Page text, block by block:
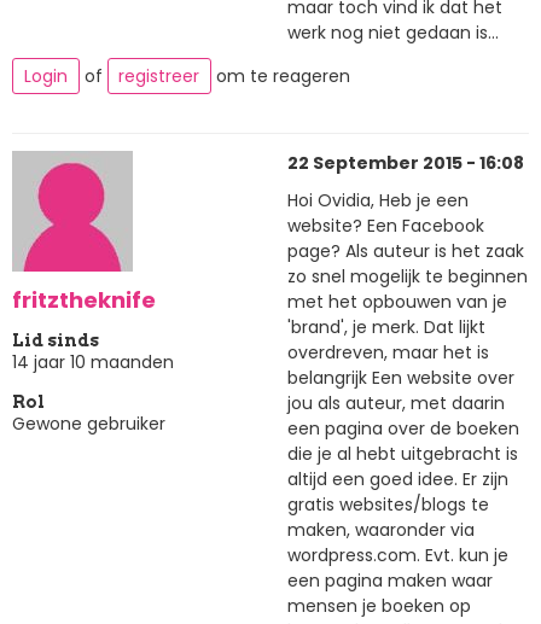
maar toch vind ik dat het
werk nog niet gedaan is...
Login
of registreer om te reageren
fritztheknife
Lid sinds
14 jaar 10 maanden
Rol
Gewone gebruiker
22 September 2015 - 16:08
Hoi Ovidia, Heb je een
website? Een Facebook
page? Als auteur is het zaak
zo snel mogelijk te beginnen
met het opbouwen van je
'brand', je merk. Dat lijkt
overdreven, maar het is
belangrijk Een website over
jou als auteur, met daarin
een pagina over de boeken
die je al hebt uitgebracht is
altijd een goed idee. Er zijn
gratis websites/blogs te
maken, waaronder via
wordpress.com. Evt. kun je
een pagina maken waar
mensen je boeken op